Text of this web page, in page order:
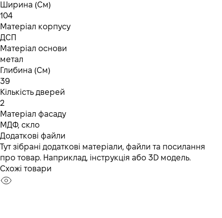
Ширина (См)
104
Матеріал корпусу
ДСП
Матеріал основи
метал
Глибина (См)
39
Кількість дверей
2
Матеріал фасаду
МДФ, скло
Додаткові файли
Тут зібрані додаткові матеріали, файли та посилання
про товар. Наприклад, інструкція або 3D модель.
Схожі товари